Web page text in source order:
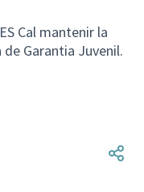
Cal mantenir la
Garantia Juvenil.